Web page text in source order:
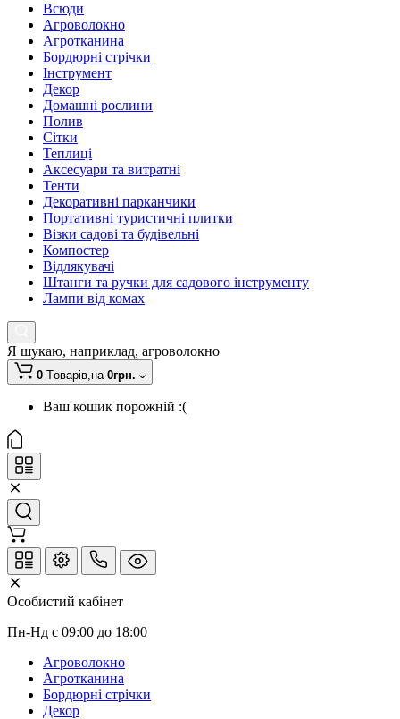
Всюди
Агроволокно
Агротканина
Бордюрні стрічки
Інструмент
Декор
Домашні рослини
Полив
Сітки
Теплиці
Аксесуари та витратні
Тенти
Декоративні парканчики
Портативні туристичні плитки
Візки садові та будівельні
Компостер
Відлякувачі
Штанги та ручки для садового інструменту
Лампи від комах
Я шукаю, наприклад, агроволокно
0 Tоварів,на 0грн.
Ваш кошик порожній :(
Особистий кабінет
Пн-Нд с 09:00 до 18:00
Агроволокно
Агротканина
Бордюрні стрічки
Декор